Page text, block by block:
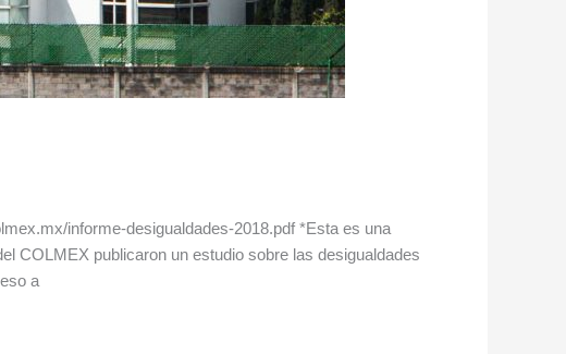
informe-desigualdades-2018.pdf *Esta es una
COLMEX publicaron un estudio sobre las desigualdades
a